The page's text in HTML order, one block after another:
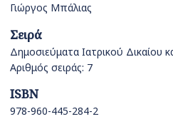
Γιώργος Μπάλιας
Σειρά
Δημοσιεύματα Ιατρικού Δικαίου
Αριθμός σειράς: 7
ISBN
978-960-445-284-2